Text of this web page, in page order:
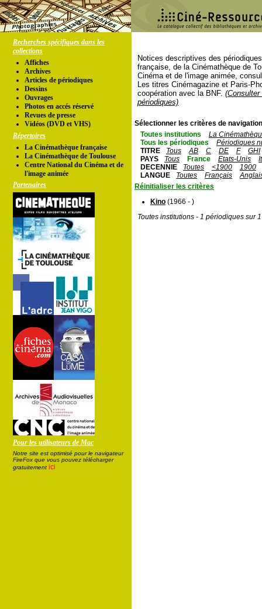
Recherches spécifiques dans les
collections
Affiches
Archives
Articles de périodiques
Dessins
Ouvrages
Photos en accés réservé
Revues de presse
Vidéos (DVD et VHS)
Répertoires
La Cinémathèque française
La Cinémathèque de Toulouse
Centre National du Cinéma et de
l'image animée
Partenaires
Pour les utilisateurs de Mac
Notre site est optimisé pour le navigateur
FireFox que vous pouvez télécharger
gratuitement ici
Notices descriptives des
française, de la Cinémathèque de
Cinéma et de l'image animée,
Les titres Cinémagazine et Paris-
coopération avec la BNF.
périodiques)
Sélectionner les critères de
Toutes institutions
La
Tous les périodiques
Périodiques
TITRE
Tous AB C DE F
GHI
PAYS
Tous France Etats-Unis
DECENNIE
Toutes <1900
1900
LANGUE
Toutes Français
Réinitialiser les critères
Kino (1966 - )
Toutes institutions - 1 périodiques sur